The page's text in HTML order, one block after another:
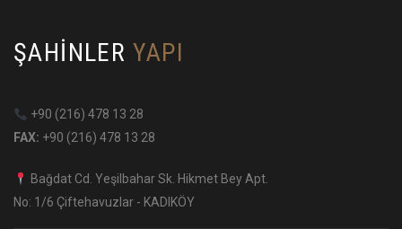
ŞAHINLER YAPI
+90 (216) 478 13 28
FAX: +90 (216) 478 13 28
Bağdat Cd. Yeşilbahar Sk. Hikmet Bey Apt.
No: 1/6 Çiftehavuzlar - KADIKÖY